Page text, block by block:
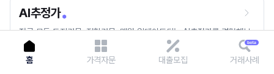
AI추정가
전국 모든 토지건물, 집합건물, 매월 업데이트되는 AI추정가를 경험해보
세요.
홈 가격자문 대출모집 거래사례